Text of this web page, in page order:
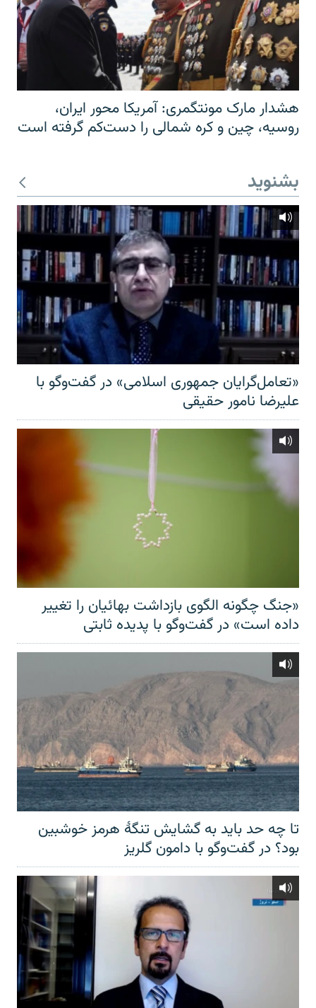
هشدار مارک مونتگمری: آمریکا محور ایران،
روسیه، چین و کره شمالی را دست‌کم گرفته است
بشنوید
«تعامل‌گرایان جمهوری اسلامی» در گفت‌وگو با
علیرضا نامور حقیقی
«جنگ چگونه الگوی بازداشت بهائیان را تغییر
داده است» در گفت‌وگو با پدیده ثابتی
تا چه حد باید به گشایش تنگهٔ هرمز خوشبین
بود؟ در گفت‌وگو با دامون گلریز